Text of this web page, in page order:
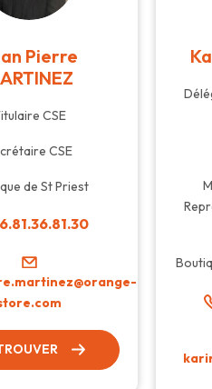
Pierre
CSE
CSE
de St Priest